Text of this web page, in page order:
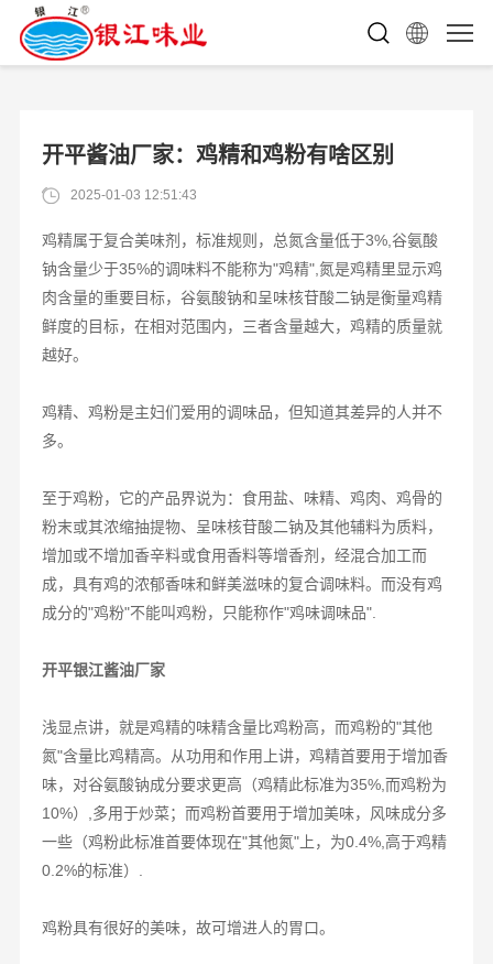
开平酱油厂家：鸡精和鸡粉有啥区别
2025-01-03 12:51:43
鸡精属于复合美味剂，标准规则，总氮含量低于3%,谷氨酸
钠含量少于35%的调味料不能称为"鸡精",氮是鸡精里显示鸡
肉含量的重要目标，谷氨酸钠和呈味核苷酸二钠是衡量鸡精
鲜度的目标，在相对范围内，三者含量越大，鸡精的质量就
越好。
鸡精、鸡粉是主妇们爱用的调味品，但知道其差异的人并不
多。
至于鸡粉，它的产品界说为：食用盐、味精、鸡肉、鸡骨的
粉末或其浓缩抽提物、呈味核苷酸二钠及其他辅料为质料，
增加或不增加香辛料或食用香料等增香剂，经混合加工而
成，具有鸡的浓郁香味和鲜美滋味的复合调味料。而没有鸡
成分的"鸡粉"不能叫鸡粉，只能称作"鸡味调味品".
开平银江酱油厂家
浅显点讲，就是鸡精的味精含量比鸡粉高，而鸡粉的"其他
氮"含量比鸡精高。从功用和作用上讲，鸡精首要用于增加香
味，对谷氨酸钠成分要求更高（鸡精此标准为35%,而鸡粉为
10%）,多用于炒菜；而鸡粉首要用于增加美味，风味成分多
一些（鸡粉此标准首要体现在"其他氮"上，为0.4%,高于鸡精
0.2%的标准）.
鸡粉具有很好的美味，故可增进人的胃口。